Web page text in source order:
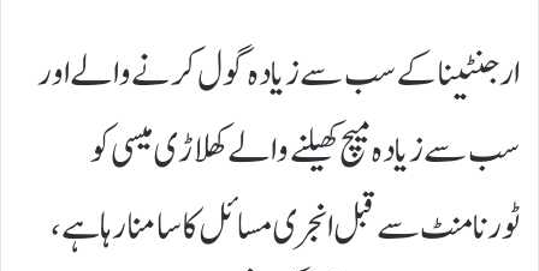
ارجنٹینا کے سب سے زیادہ گول کرنے والے اور
سب سے زیادہ میچ کھیلنے والے کھلاڑی میسی کو
ٹورنامنٹ سے قبل انجری مسائل کا سامنا رہا ہے،